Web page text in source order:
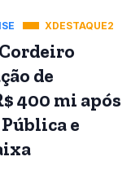
XDESTAQUE2
de
400 mi após
e